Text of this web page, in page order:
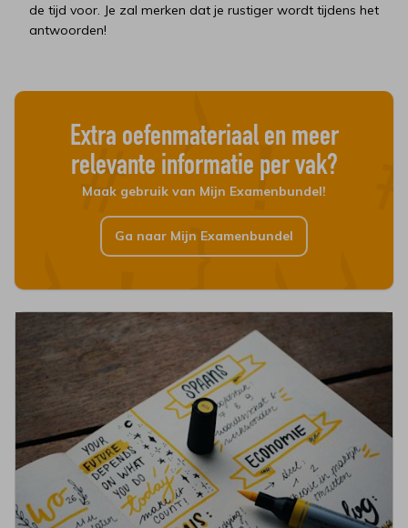
de tijd voor. Je zal merken dat je rustiger wordt tijdens het
antwoorden!
Extra oefenmateriaal en meer
relevante informatie per vak?
Maak gebruik van Mijn Examenbundel!
Ga naar Mijn Examenbundel